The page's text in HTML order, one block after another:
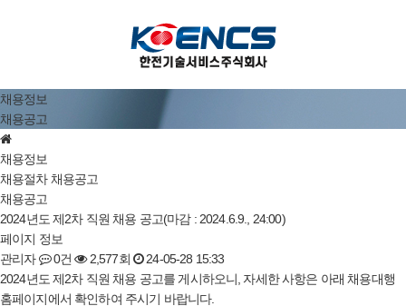
채용정보
채용공고
채용정보
채용절차 채용공고
채용공고
2024년도 제2차 직원 채용 공고(마감 : 2024.6.9., 24:00)
페이지 정보
관리자
0건 2,577회
24-05-28 15:33
2024년도 제2차 직원 채용 공고를 게시하오니, 자세한 사항은 아래 채용대행
홈페이지에서 확인하여 주시기 바랍니다.